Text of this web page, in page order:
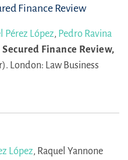
Finance Review
Pérez López, Pedro Ravina
Finance Review,
London: Law Business
López, Raquel Yannone